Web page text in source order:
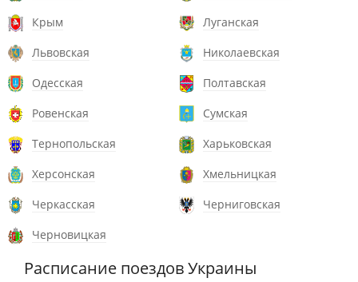
Крым
Луганская
Львовская
Николаевская
Одесская
Полтавская
Ровенская
Сумская
Тернопольская
Харьковская
Херсонская
Хмельницкая
Черкасская
Черниговская
Черновицкая
Расписание поездов Украины